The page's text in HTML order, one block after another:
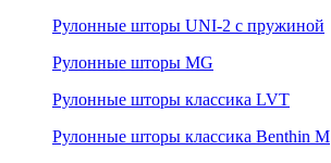
Рулонные шторы UNI-2 с пружиной
Рулонные шторы MG
Рулонные шторы классика LVT
Рулонные шторы классика Benthin M